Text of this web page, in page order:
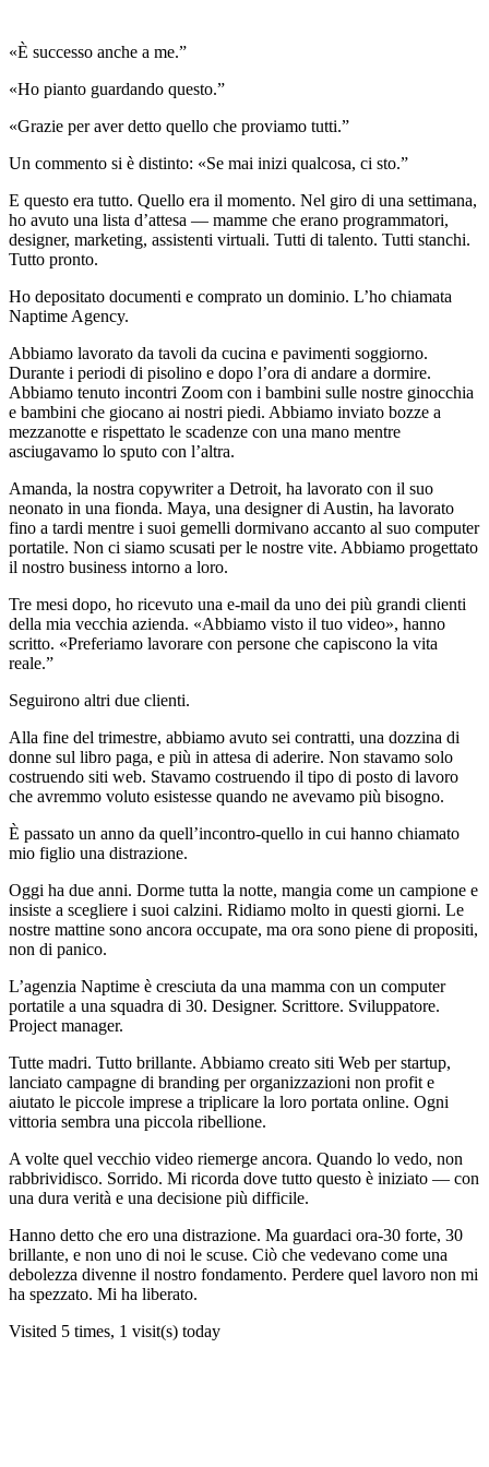
«È successo anche a me.”
«Ho pianto guardando questo.”
«Grazie per aver detto quello che proviamo tutti.”
Un commento si è distinto: «Se mai inizi qualcosa, ci sto.”
E questo era tutto. Quello era il momento. Nel giro di una settimana,
ho avuto una lista d’attesa — mamme che erano programmatori,
designer, marketing, assistenti virtuali. Tutti di talento. Tutti stanchi.
Tutto pronto.
Ho depositato documenti e comprato un dominio. L’ho chiamata
Naptime Agency.
Abbiamo lavorato da tavoli da cucina e pavimenti soggiorno.
Durante i periodi di pisolino e dopo l’ora di andare a dormire.
Abbiamo tenuto incontri Zoom con i bambini sulle nostre ginocchia
e bambini che giocano ai nostri piedi. Abbiamo inviato bozze a
mezzanotte e rispettato le scadenze con una mano mentre
asciugavamo lo sputo con l’altra.
Amanda, la nostra copywriter a Detroit, ha lavorato con il suo
neonato in una fionda. Maya, una designer di Austin, ha lavorato
fino a tardi mentre i suoi gemelli dormivano accanto al suo computer
portatile. Non ci siamo scusati per le nostre vite. Abbiamo progettato
il nostro business intorno a loro.
Tre mesi dopo, ho ricevuto una e-mail da uno dei più grandi clienti
della mia vecchia azienda. «Abbiamo visto il tuo video», hanno
scritto. «Preferiamo lavorare con persone che capiscono la vita
reale.”
Seguirono altri due clienti.
Alla fine del trimestre, abbiamo avuto sei contratti, una dozzina di
donne sul libro paga, e più in attesa di aderire. Non stavamo solo
costruendo siti web. Stavamo costruendo il tipo di posto di lavoro
che avremmo voluto esistesse quando ne avevamo più bisogno.
È passato un anno da quell’incontro-quello in cui hanno chiamato
mio figlio una distrazione.
Oggi ha due anni. Dorme tutta la notte, mangia come un campione e
insiste a scegliere i suoi calzini. Ridiamo molto in questi giorni. Le
nostre mattine sono ancora occupate, ma ora sono piene di propositi,
non di panico.
L’agenzia Naptime è cresciuta da una mamma con un computer
portatile a una squadra di 30. Designer. Scrittore. Sviluppatore.
Project manager.
Tutte madri. Tutto brillante. Abbiamo creato siti Web per startup,
lanciato campagne di branding per organizzazioni non profit e
aiutato le piccole imprese a triplicare la loro portata online. Ogni
vittoria sembra una piccola ribellione.
A volte quel vecchio video riemerge ancora. Quando lo vedo, non
rabbrividisco. Sorrido. Mi ricorda dove tutto questo è iniziato — con
una dura verità e una decisione più difficile.
Hanno detto che ero una distrazione. Ma guardaci ora-30 forte, 30
brillante, e non uno di noi le scuse. Ciò che vedevano come una
debolezza divenne il nostro fondamento. Perdere quel lavoro non mi
ha spezzato. Mi ha liberato.
Visited 5 times, 1 visit(s) today